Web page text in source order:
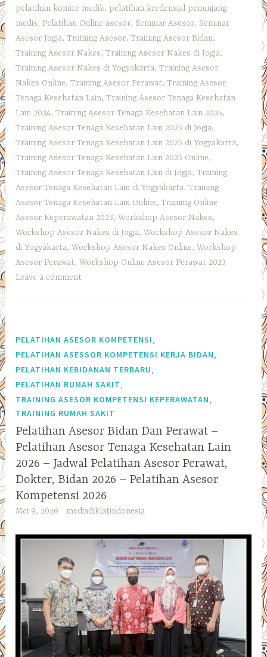
pelatihan komite medik, pelatihan kredensial penunjang
medis, Pelatihan Online asesor, Seminar Asesor, Seminar
Asesor Jogja,Training Asesor,Training Asesor Bidan,
Training Asesor Nakes,Training Asesor Nakes di Jogja,
Training Asesor Nakes di Yogyakarta,Training Asesor
Nakes Online,Training Asesor Perawat,Training Asesor
Tenaga Kesehatan Lain,Training Asesor Tenaga Kesehatan
Lain 2024,Training Asesor Tenaga Kesehatan Lain 2025,
Training Asesor Tenaga Kesehatan Lain 2025 di Jogja,
Training Asesor Tenaga Kesehatan Lain 2025 di Yogyakarta,
Training Asesor Tenaga Kesehatan Lain 2025 Online,
Training Asesor Tenaga Kesehatan Lain di Jogja,Training
Asesor Tenaga Kesehatan Lain di Yogyakarta,Training
Asesor Tenaga Kesehatan Lain Online,Training Online
Asesor Keperawatan 2023,Workshop Asesor Nakes,
Workshop Asesor Nakes di Jogja,Workshop Asesor Nakes
di Yogyakarta,Workshop Asesor Nakes Online,Workshop
Asesor Perawat,Workshop Online Asesor Perawat 2023
Leave a comment
PELATIHAN ASESOR KOMPETENSI
PELATIHAN ASESSOR KOMPETENSI KERJA BIDAN
PELATIHAN KEBIDANAN TERBARU
PELATIHAN RUMAH SAKIT
TRAINING ASESOR KOMPETENSI KEPERAWATAN
TRAINING RUMAH SAKIT
Pelatihan Asesor Bidan Dan Perawat –
Pelatihan Asesor Tenaga Kesehatan Lain
2026 – Jadwal Pelatihan Asesor Perawat,
Dokter, Bidan 2026 – Pelatihan Asesor
Kompetensi 2026
Mei 9, 2026 mediadiklatindonesia